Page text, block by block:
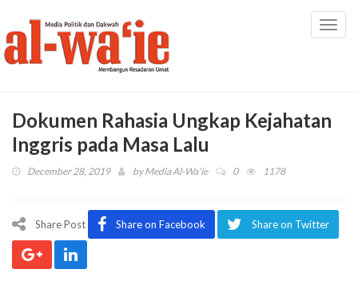
Dokumen Rahasia Ungkap Kejahatan
Inggris pada Masa Lalu
December 28, 2019 byMedia Al-Wa'ie 0 1178
Share Post Share on Facebook Share on Twitter